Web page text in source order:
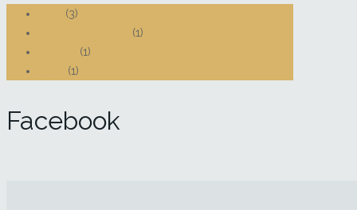
(3)
(1)
(1)
(1)
Facebook